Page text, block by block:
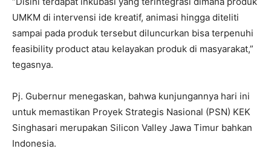
UMKM di intervensi ide kreatif, animasi hingga diteliti
sampai pada produk tersebut diluncurkan bisa terpenuhi
feasibility product atau kelayakan produk di masyarakat,”
tegasnya.
Pj. Gubernur menegaskan, bahwa kunjungannya hari ini
untuk memastikan Proyek Strategis Nasional (PSN) KEK
Singhasari merupakan Silicon Valley Jawa Timur bahkan
Indonesia.